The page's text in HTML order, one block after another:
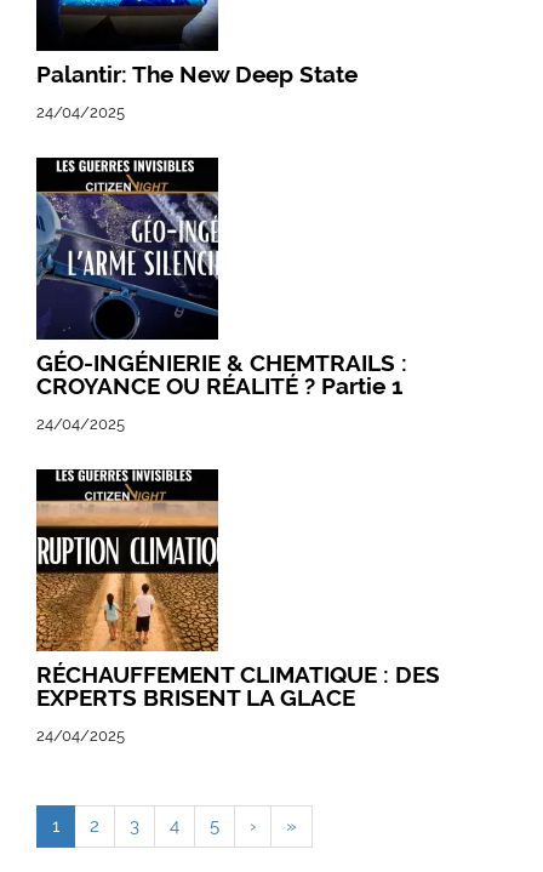
Palantir: The New Deep State
24/04/2025
GÉO-INGÉNIERIE & CHEMTRAILS :
CROYANCE OU RÉALITÉ ? Partie 1
24/04/2025
RÉCHAUFFEMENT CLIMATIQUE : DES
EXPERTS BRISENT LA GLACE
24/04/2025
1 2 3 4 5 › »